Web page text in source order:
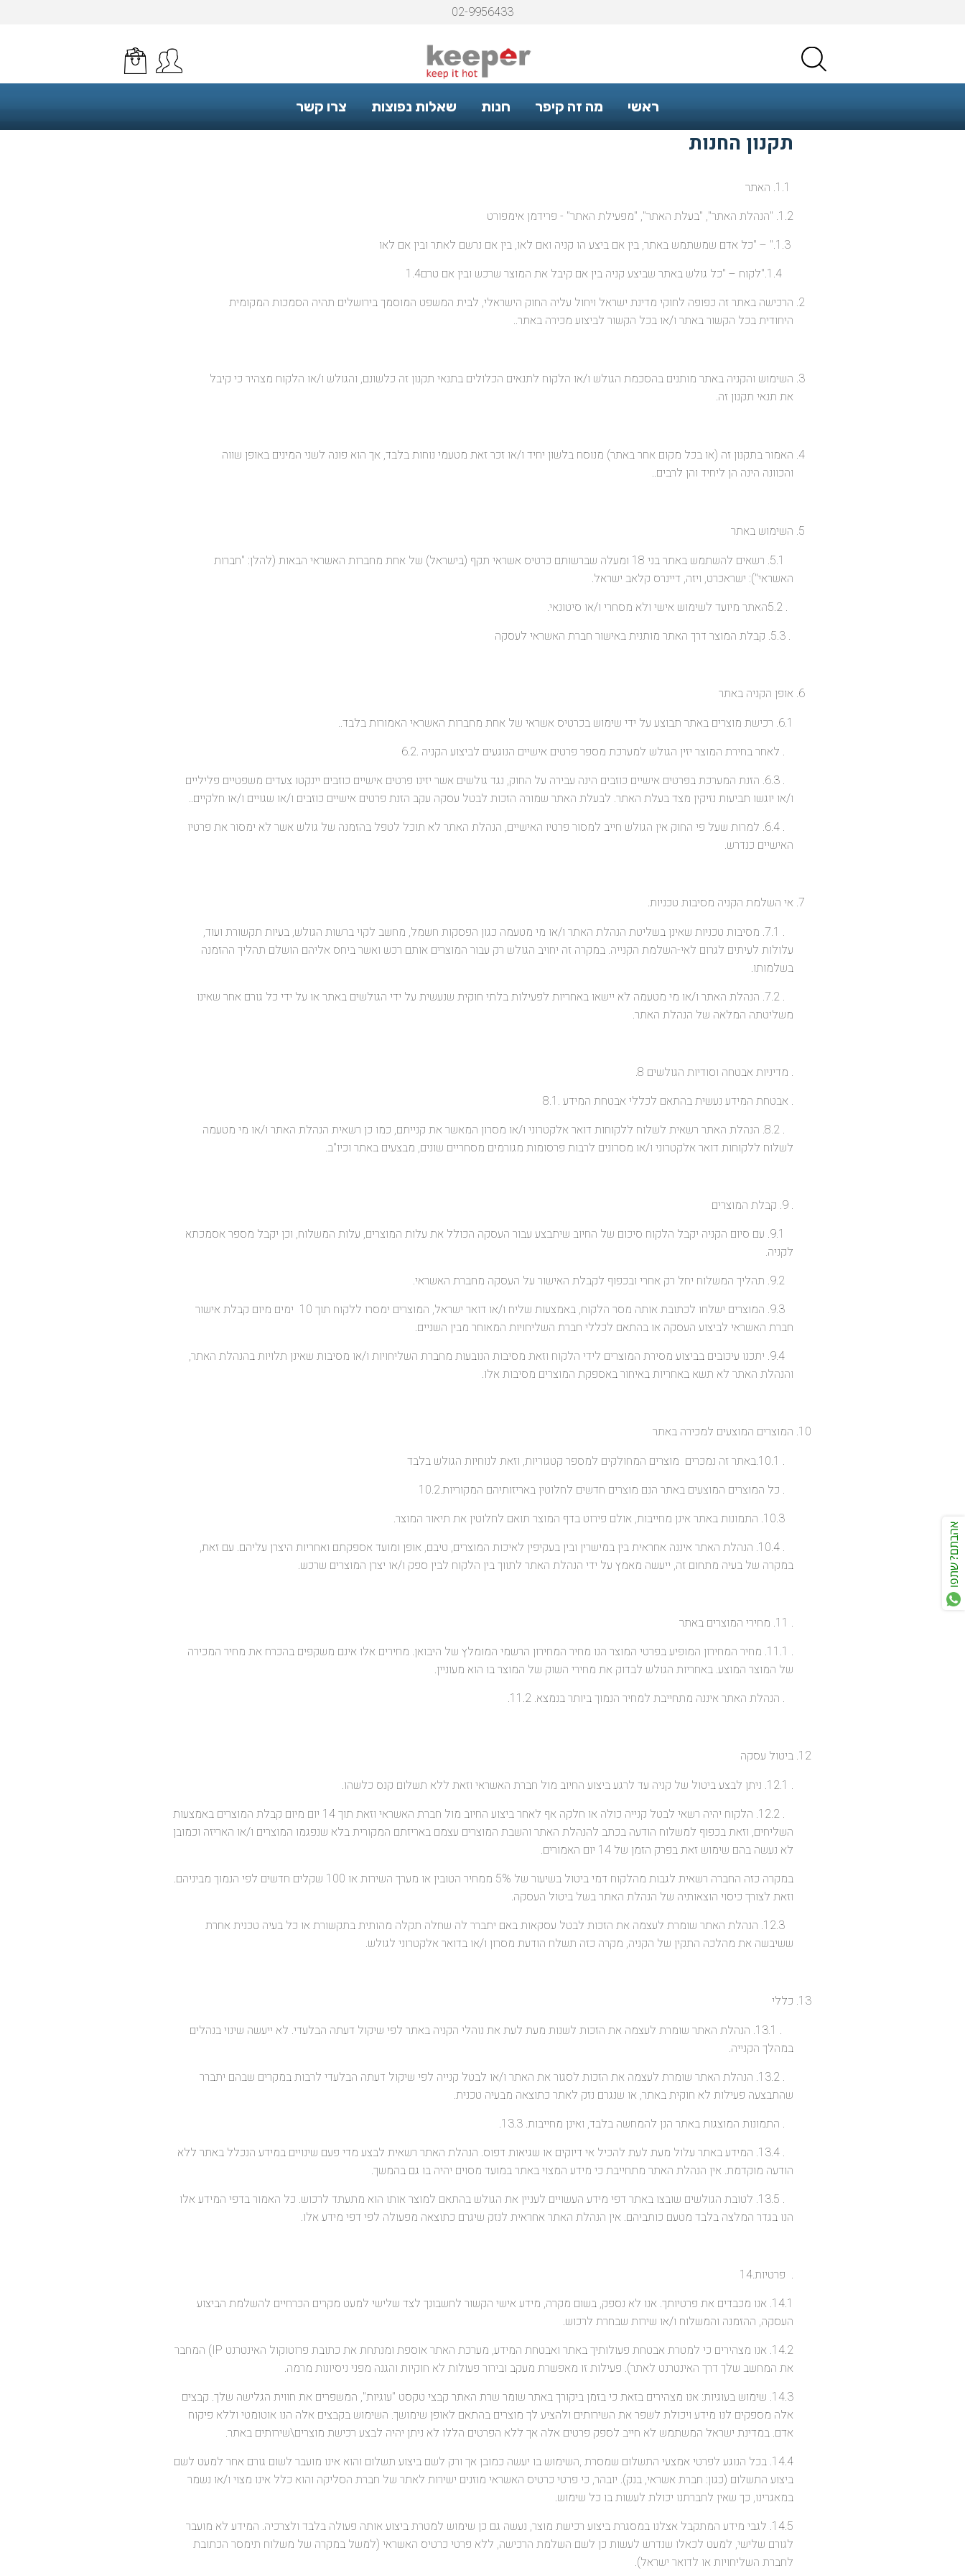
02-9956433
ראשי מה זה קיפר חנות שאלות נפוצות צרו קשר
תקנון החנות
1.2. "הנהלת האתר", "בעלת האתר", "מפעילת האתר" - פרידמן אימפורט
1.3." – "כל אדם שמשתמש באתר, בין אם ביצע הו קניה ואם לאו, בין אם נרשם לאתר ובין אם לאו
1.4."לקוח – "כל גולש באתר שביצע קניה בין אם קיבל את המוצר שרכש ובין אם טרם1.4
הרכישה באתר זה כפופה לחוקי מדינת ישראל ויחול עליה החוק הישראלי, לבית המשפט המוסמך בירושלים תהיה הסמכות המקומית
היחודית בכל הקשור באתר ו/או בכל הקשור לביצוע מכירה באתר..
השימוש והקניה באתר מותנים בהסכמת הגולש ו/או הלקוח לתנאים הכלולים בתנאי תקנון זה כלשונם, והגולש ו/או הלקוח מצהיר כי קיבל
את תנאי תקנון זה.
האמור בתקנון זה (או בכל מקום אחר באתר) מנוסח בלשון יחיד ו/או זכר זאת מטעמי נוחות בלבד, אך הוא פונה לשני המינים באופן שווה
והכוונה הינה הן ליחיד והן לרבים..
השימוש באתר
5.1. רשאים להשתמש באתר בני 18 ומעלה שברשותם כרטיס אשראי תקף (בישראל) של אחת מחברות האשראי הבאות (להלן: "חברות
האשראי"): ישראכרט, ויזה, דיינרס קלאב ישראל.
. 5.2האתר מיועד לשימוש אישי ולא מסחרי ו/או סיטונאי.
. 5.3. קבלת המוצר דרך האתר מותנית באישור חברת האשראי לעסקה
אופן הקניה באתר
6.1. רכישת מוצרים באתר תבוצע על ידי שימוש בכרטיס אשראי של אחת מחברות האשראי האמורות בלבד..
. לאחר בחירת המוצר יזין הגולש למערכת מספר פרטים אישיים הנוגעים לביצוע הקניה .6.2
. 6.3. הזנת המערכת בפרטים אישיים כוזבים הינה עבירה על החוק, נגד גולשים אשר יזינו פרטים אישיים כוזבים יינקטו צעדים משפטיים פליליים
ו/או יוגשו תביעות נזיקין מצד בעלת האתר. לבעלת האתר שמורה הזכות לבטל עסקה עקב הזנת פרטים אישיים כוזבים ו/או שגויים ו/או חלקיים..
. 6.4. למרות שעל פי החוק אין הגולש חייב למסור פרטיו האישיים, הנהלת האתר לא תוכל לטפל בהזמנה של גולש אשר לא ימסור את פרטיו
האישיים כנדרש.
אי השלמת הקניה מסיבות טכניות.
. 7.1. מסיבות טכניות שאינן בשליטת הנהלת האתר ו/או מי מטעמה כגון הפסקות חשמל, מחשב לקוי ברשות הגולש, בעיות תקשורת ועוד,
עלולות לעיתים לגרום לאי-השלמת הקנייה. במקרה זה יחויב הגולש רק עבור המוצרים אותם רכש ואשר ביחס אליהם הושלם תהליך ההזמנה
בשלמותו.
. 7.2. הנהלת האתר ו/או מי מטעמה לא יישאו באחריות לפעילות בלתי חוקית שנעשית על ידי הגולשים באתר או על ידי כל גורם אחר שאינו
משליטתה המלאה של הנהלת האתר.
. מדיניות אבטחה וסודיות הגולשים 8.
. אבטחת המידע נעשית בהתאם לכללי אבטחת המידע .8.1
. 8.2. הנהלת האתר רשאית לשלוח ללקוחות דואר אלקטרוני ו/או מסרון המאשר את קנייתם, כמו כן רשאית הנהלת האתר ו/או מי מטעמה
לשלוח ללקוחות דואר אלקטרוני ו/או מסרונים לרבות פרסומות מגורמים מסחריים שונים, מבצעים באתר וכיו"ב.
. 9. קבלת המוצרים
9.1. עם סיום הקניה יקבל הלקוח סיכום של החיוב שיתבצע עבור העסקה הכולל את עלות המוצרים, עלות המשלוח, וכן יקבל מספר אסמכתא
לקניה.
9.2. תהליך המשלוח יחל רק אחרי ובכפוף לקבלת האישור על העסקה מחברת האשראי.
9.3. המוצרים ישלחו לכתובת אותה מסר הלקוח, באמצעות שליח ו/או דואר ישראל, המוצרים ימסרו ללקוח תוך 10 ימים מיום קבלת אישור
חברת האשראי לביצוע העסקה או בהתאם לכללי חברת השליחויות המאוחר מבין השניים.
9.4. יתכנו עיכובים בביצוע מסירת המוצרים לידי הלקוח וזאת מסיבות הנובעות מחברת השליחויות ו/או מסיבות שאינן תלויות בהנהלת האתר,
והנהלת האתר לא תשא באחריות באיחור באספקת המוצרים מסיבות אלו.
המוצרים המוצעים למכירה באתר
. 10.1.באתר זה נמכרים מוצרים המחולקים למספר קטגוריות, וזאת לנוחיות הגולש בלבד
. כל המוצרים המוצעים באתר הנם מוצרים חדשים לחלוטין באריזותיהם המקוריות.10.2
10.3. התמונות באתר אינן מחייבות, אולם פירוט בדף המוצר תואם לחלוטין את תיאור המוצר.
. 10.4. הנהלת האתר איננה אחראית בין במישרין ובין בעקיפין לאיכות המוצרים, טיבם, אופן ומועד אספקתם ואחריות היצרן עליהם. עם זאת,
במקרה של בעיה מתחום זה, ייעשה מאמץ על ידי הנהלת האתר לתווך בין הלקוח לבין ספק ו/או יצרן המוצרים שרכש.
. 11. מחירי המוצרים באתר
. 11.1. מחיר המחירון המופיע בפרטי המוצר הנו מחיר המחירון הרשמי המומלץ של היבואן. מחירים אלו אינם משקפים בהכרח את מחיר המכירה
של המוצר המוצע. באחריות הגולש לבדוק את מחירי השוק של המוצר בו הוא מעוניין.
. הנהלת האתר איננה מתחייבת למחיר הנמוך ביותר בנמצא. 11.2.
ביטול עסקה
. 12.1. ניתן לבצע ביטול של קניה עד לרגע ביצוע החיוב מול חברת האשראי וזאת ללא תשלום קנס כלשהו.
. 12.2. הלקוח יהיה רשאי לבטל קנייה כולה או חלקה אף לאחר ביצוע החיוב מול חברת האשראי וזאת תוך 14 יום מיום קבלת המוצרים באמצעות
השליחים, וזאת בכפוף למשלוח הודעה בכתב להנהלת האתר והשבת המוצרים עצמם באריזתם המקורית בלא שנפגמו המוצרים ו/או האריזה וכמובן
לא נעשה בהם שימוש זאת בפרק הזמן של 14 יום האמורים.
במקרה כזה החברה רשאית לגבות מהלקוח דמי ביטול בשיעור של 5% ממחיר הטובין או מערך השירות או 100 שקלים חדשים לפי הנמוך מביניהם.
וזאת לצורך כיסוי הוצאותיה של הנהלת האתר בשל ביטול העסקה.
12.3. הנהלת האתר שומרת לעצמה את הזכות לבטל עסקאות באם יתברר לה שחלה תקלה מהותית בתקשורת או כל בעיה טכנית אחרת
ששיבשה את מהלכה התקין של הקניה, מקרה כזה תשלח הודעת מסרון ו/או בדואר אלקטרוני לגולש.
כללי
. 13.1. הנהלת האתר שומרת לעצמה את הזכות לשנות מעת לעת את נוהלי הקניה באתר לפי שיקול דעתה הבלעדי. לא ייעשה שינוי בנהלים
במהלך הקנייה.
. 13.2. הנהלת האתר שומרת לעצמה את הזכות לסגור את האתר ו/או לבטל קנייה לפי שיקול דעתה הבלעדי לרבות במקרים שבהם יתברר
שהתבצעה פעילות לא חוקית באתר, או שנגרם נזק לאתר כתוצאה מבעיה טכנית.
. התמונות המוצגות באתר הנן להמחשה בלבד, ואינן מחייבות. 13.3.
. 13.4. המידע באתר עלול מעת לעת להכיל אי דיוקים או שגיאות דפוס. הנהלת האתר רשאית לבצע מדי פעם שינויים במידע הנכלל באתר ללא
הודעה מוקדמת. אין הנהלת האתר מתחייבת כי מידע המצוי באתר במועד מסוים יהיה בו גם בהמשך.
. 13.5. לטובת הגולשים שובצו באתר דפי מידע העשויים לעניין את הגולש בהתאם למוצר אותו הוא מתעתד לרכוש. כל האמור בדפי המידע אלו
הנו בגדר המלצה בלבד מטעם כותביהם. אין הנהלת האתר אחראית לנזק שיגרם כתוצאה מפעולה לפי דפי מידע אלו.
. פרטיות.14
14.1. אנו מכבדים את פרטיותך. אנו לא נספק, בשום מקרה, מידע אישי הקשור לחשבונך לצד שלישי למעט מקרים הכרחיים להשלמת הביצוע
העסקה, ההזמנה והמשלוח ו/או שירות שבחרת לרכוש.
14.2. אנו מצהירים כי למטרת אבטחת פעולותיך באתר ואבטחת המידע, מערכת האתר אוספת ומנתחת את כתובת פרוטוקול האינטרנט IP) המחבר
את המחשב שלך דרך האינטרנט לאתר). פעילות זו מאפשרת מעקב ובירור פעולות לא חוקיות והגנה מפני ניסיונות מרמה.
14.3. שימוש בעוגיות: אנו מצהירים בזאת כי בזמן ביקורך באתר שומר שרת האתר קבצי טקסט "עוגיות", המשפרים את חווית הגלישה שלך. קבצים
אלה מספקים לנו מידע ויכולת לשפר את השירותים ולהציע לך מוצרים בהתאם לאופן שימושך. השימוש בקבצים אלה הנו אוטומטי וללא פיקוח
אדם. במדינת ישראל המשתמש לא חייב לספק פרטים אלה אך ללא הפרטים הללו לא ניתן יהיה לבצע רכישת מוצרים\שירותים באתר.
14.4. בכל הנוגע לפרטי אמצעי התשלום שמסרת ,השימוש בו יעשה כמובן אך ורק לשם ביצוע תשלום והוא אינו מועבר לשום גורם אחר למעט לשם
ביצוע התשלום (כגון: חברת אשראי, בנק). יובהר, כי פרטי כרטיס האשראי מוזנים ישירות לאתר של חברת הסליקה והוא כלל אינו מצוי ו/או נשמר
במאגרינו, כך שאין לחברתנו יכולת לעשות בו כל שימוש.
14.5. לגבי מידע המתקבל אצלנו במסגרת ביצוע רכישת מוצר, נעשה גם כן שימוש למטרת ביצוע אותה פעולה בלבד ולצרכיה. המידע לא מועבר
לגורם שלישי, למעט לכאלו שנדרש לעשות כן לשם השלמת הרכישה, ללא פרטי כרטיס האשראי (למשל במקרה של משלוח תימסר הכתובת
לחברת השליחויות או לדואר ישראל).
אהבתם? שתפו